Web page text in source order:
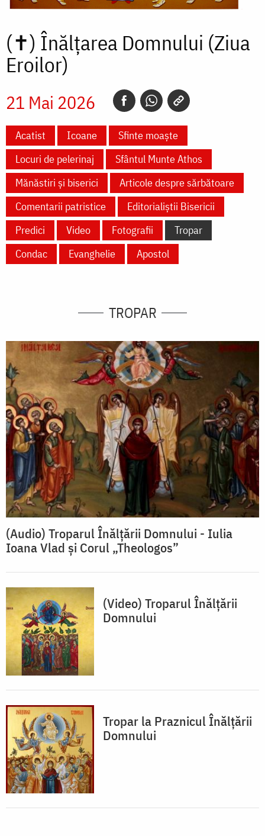
(✝) Înălțarea Domnului (Ziua
Eroilor)
21 Mai 2026
Acatist Icoane
Sfinte moaște
Locuri de pelerinaj
Sfântul Munte Athos
Mănăstiri și biserici
Articole despre sărbătoare
Comentarii patristice
Editorialiștii Bisericii
Predici
Video Fotografii
Tropar
Condac
Evanghelie Apostol
TROPAR
(Audio) Troparul Înălțării Domnului - Iulia
Ioana Vlad și Corul „Theologos”
(Video) Troparul Înălțării
Domnului
Tropar la Praznicul Înălțării
Domnului